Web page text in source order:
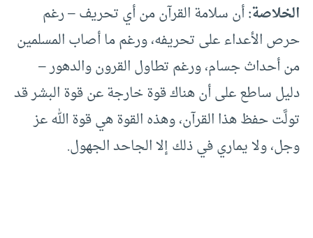
الخلاصة:أن سلامة القرآن من أي تحريف – رغم
حرص الأعداء على تحريفه، ورغم ما أصاب المسلمين
من أحداث جسام، ورغم تطاول القرون والدهور –
دليل ساطع على أن هناك قوة خارجة عن قوة البشر قد
تولَّت حفظ هذا القرآن، وهذه القوة هي قوة الله عز
وجل، ولا يماري في ذلك إلا الجاحد الجهول.